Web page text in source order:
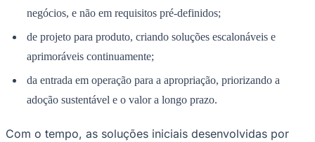
negócios, e não em requisitos pré-definidos;
de projeto para produto, criando soluções escalonáveis e
aprimoráveis continuamente;
da entrada em operação para a apropriação, priorizando a
adoção sustentável e o valor a longo prazo.
Com o tempo, as soluções iniciais desenvolvidas por